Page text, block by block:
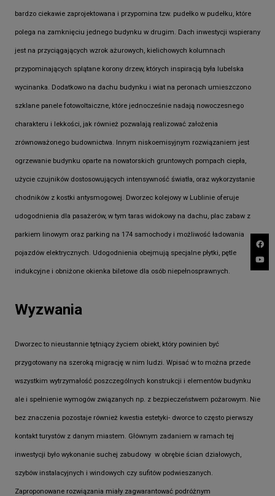
bardzo ciekawie zaprojektowana i przypomina tzw. pudełko w pudełku, które
polega na zamknięciu jednego budynku w drugim. Dach inwestycji wspierany
jest na przyciągających wzrok ażurowych, kielichowych kolumnach
przypominających splątane korony drzew, których inspiracją była lubelska
wycinanka. Dodatkowo na dachu budynku i wiat na peronach umieszczono
szklane panele fotowoltaiczne, które jednocześnie nadają nowoczesnego
charakteru i lekkości, jak również pozwalają realizować założenia
zrównoważonego budownictwa. Innym niskoemisyjnym rozwiązaniem jest
ogrzewanie budynku oparte na nowatorskich gruntowych pompach ciepła,
użycie czujników dostosowujących intensywność światła, oraz wykorzystanie
chodników z kostki antysmogowej. Dworzec kolejowy w Lublinie oferuje
udogodnienia dla pasażerów, w tym taras widokowy na dachu, plac zabaw z
parkiem linowym oraz parking na 174 samochody i możliwość ładowania
pojazdów elektrycznych. Udogodnienia obejmują specjalne płytki, pętle
indukcyjne i obniżone okienka biletowe dla osób niepełnosprawnych.
Wyzwania
Dworzec to nieustannie tętniący życiem obiekt, który powinien być
przygotowany na szeroką migrację w nim ludzi. Wpisać w to można przede
wszystkim wytrzymałość poszczególnych konstrukcji i elementów budynku
ale i spełnienie wymogów związanych np. z bezpieczeństwem pożarowym. Nie
bez znaczenia pozostaje również kwestia estetyki- dworce to często pierwszy
kontakt turystów z danym miastem. Głównym zadaniem w ramach tej
inwestycji było wykonanie suchej zabudowy w obrębie ścian działowych,
szybów instalacyjnych i windowych czy sufitów podwieszanych.
Zaproponowane rozwiązania miały zagwarantować podróżnym